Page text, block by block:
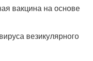
вакцина на основе
везикулярного